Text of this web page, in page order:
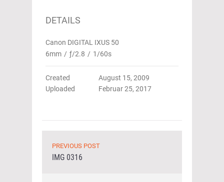
DETAILS
Canon DIGITAL IXUS 50
6mm / ƒ/2.8 / 1/60s
Created
August 15, 2009
Uploaded
Februar 25, 2017
PREVIOUS POST
IMG 0316